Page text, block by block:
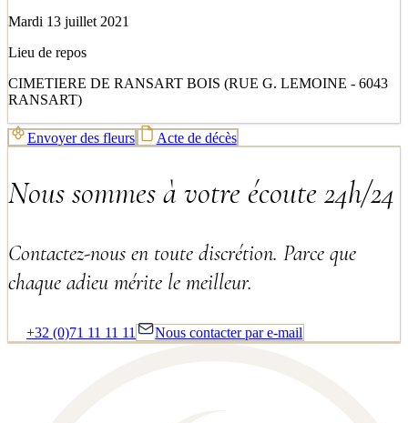
Mardi 13 juillet 2021
Lieu de repos
CIMETIERE DE RANSART BOIS (RUE G. LEMOINE - 6043
RANSART)
Envoyer des fleurs Acte de décès
Nous sommes à votre écoute 24h/24
Contactez-nous en toute discrétion. Parce que
chaque adieu mérite le meilleur.
+32 (0)71 11 11 11 Nous contacter par e-mail